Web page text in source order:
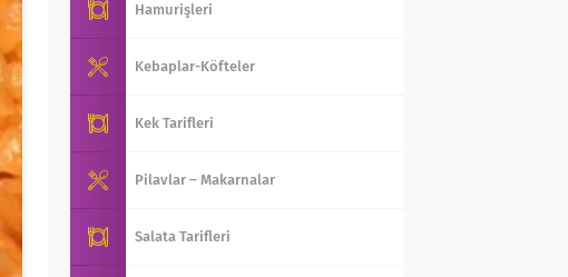
Hamurişleri
Kebaplar-Köfteler
Kek Tarifleri
Pilavlar – Makarnalar
Salata Tarifleri